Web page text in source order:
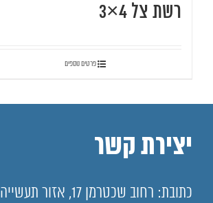
רשת צל 4×3
פרטים נוספים
יצירת קשר
כתובת: רחוב שכטרמן 17, אזור תעשייה